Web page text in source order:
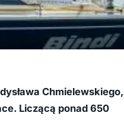
Chmielewskiego,
Liczącą ponad 650